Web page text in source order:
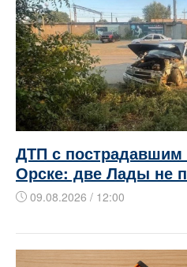
ДТП с пострадавшим
Орске: две Лады не
09.08.2026 / 12:00